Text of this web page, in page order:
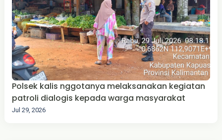
Polsek kalis nggotanya melaksanakan kegiatan
patroli dialogis kepada warga masyarakat
Jul 29, 2026